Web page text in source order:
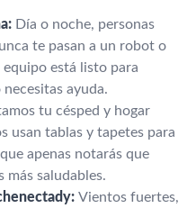
Día o noche, personas
te pasan a un robot o
está listo para
ayuda.
tu césped y hogar
usan tablas y tapetes para
apenas notarás que
saludables.
Vientos fuertes,